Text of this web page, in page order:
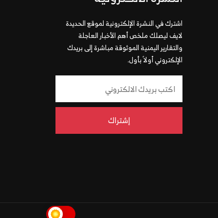
اشترك في النشرة الإلكترونية لموقع الحديدة
لايف ليصلك ملخص أهم الأخبار العاجلة
والتقارير اليمنية الموثوقة مباشرة إلى بريدك
الإلكتروني أولاً بأول.
إشتراك